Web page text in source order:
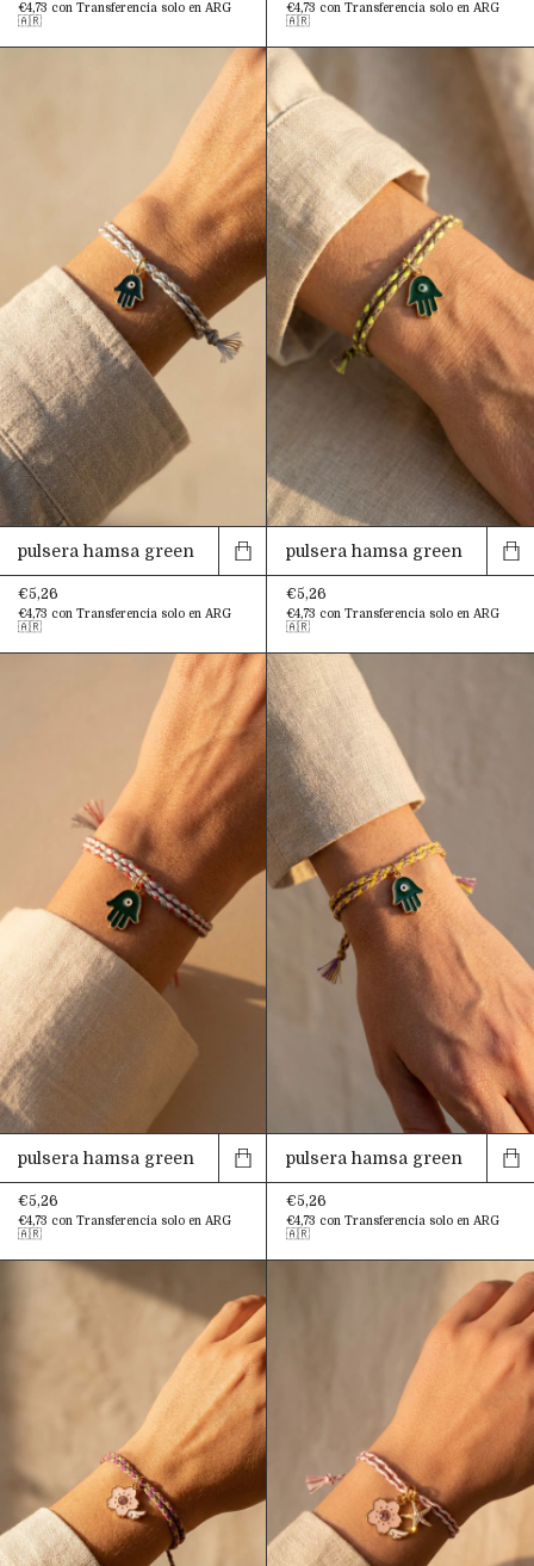
€4,73 con Transferencia solo en ARG
🇦🇷
€4,73 con Transferencia solo en ARG
🇦🇷
pulsera hamsa green
€5,26
€4,73 con Transferencia solo en ARG
🇦🇷
pulsera hamsa green
€5,26
€4,73 con Transferencia solo en ARG
🇦🇷
pulsera hamsa green
€5,26
€4,73 con Transferencia solo en ARG
🇦🇷
pulsera hamsa green
€5,26
€4,73 con Transferencia solo en ARG
🇦🇷